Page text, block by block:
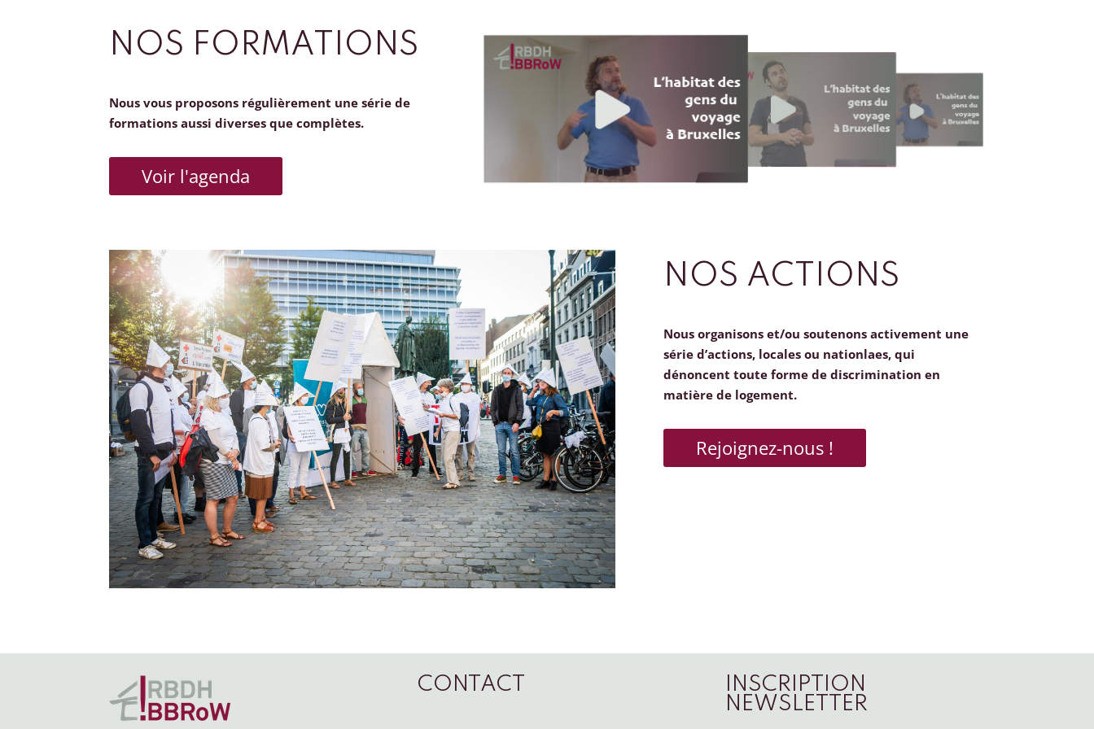
NOS FORMATIONS
Nous vous proposons régulièrement une série de
formations aussi diverses que complètes.
Voir l'agenda
NOS ACTIONS
Nous organisons et/ou soutenons activement une
série d’actions, locales ou nationlaes, qui
dénoncent toute forme de discrimination en
matière de logement.
Rejoignez-nous !
CONTACT
INSCRIPTION
NEWSLETTER